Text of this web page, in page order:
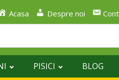
Acasa Despre noi
PISICI
BLOG